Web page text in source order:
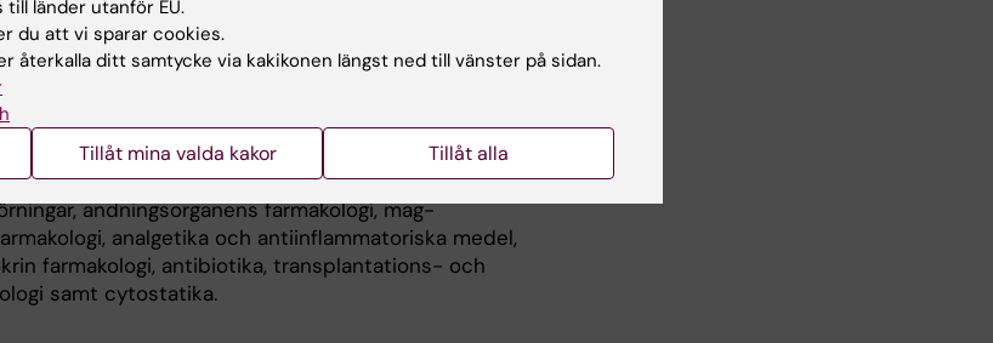
effekterna och biverkningarna samt de
för medel inom olika
(medel vid hjärtinsufficiens, medel vid ischemisk
medel etc.), medel vid
andningsorganens farmakologi, mag-
analgetika och antiinflammatoriska medel,
farmakologi, antibiotika, transplantations- och
samt cytostatika.
länder utanför EU.
du att vi sparar cookies.
återkalla ditt samtycke via kakikonen längst ned till vänster på sidan.
Tillåt mina valda kakor Tillåt alla